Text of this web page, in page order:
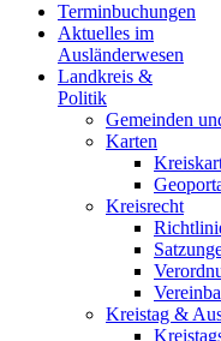
Terminbuchungen
Aktuelles im
Ausländerwesen
Landkreis &
Politik
Gemeinden
Karten
Kreisrecht
Kreistag &